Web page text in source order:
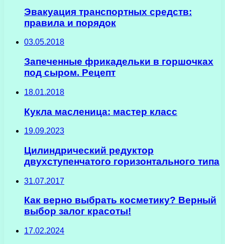
Эвакуация транспортных средств:
правила и порядок
03.05.2018
Запеченные фрикадельки в горшочках
под сыром. Рецепт
18.01.2018
Кукла масленица: мастер класс
19.09.2023
Цилиндрический редуктор
двухступенчатого горизонтального типа
31.07.2017
Как верно выбрать косметику? Верный
выбор залог красоты!
17.02.2024